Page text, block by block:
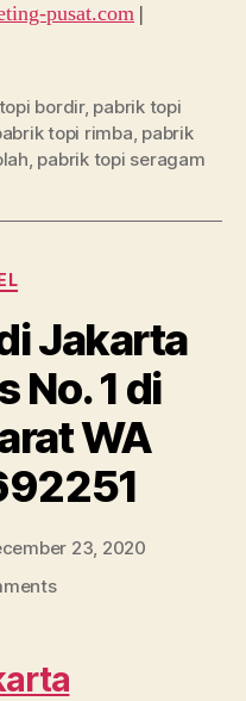
pusat.com |
bordir, pabrik topi
topi rimba, pabrik
, pabrik topi seragam
Jakarta
No. 1 di
WA
23, 2020
on
Jakarta